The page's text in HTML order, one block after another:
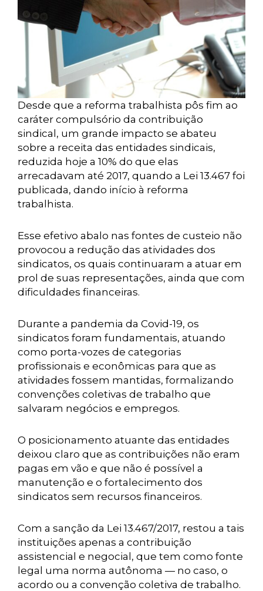
Desde que a reforma trabalhista pôs fim ao
caráter compulsório da contribuição
sindical, um grande impacto se abateu
sobre a receita das entidades sindicais,
reduzida hoje a 10% do que elas
arrecadavam até 2017, quando a Lei 13.467 foi
publicada, dando início à reforma
trabalhista.
Esse efetivo abalo nas fontes de custeio não
provocou a redução das atividades dos
sindicatos, os quais continuaram a atuar em
prol de suas representações, ainda que com
dificuldades financeiras.
Durante a pandemia da Covid-19, os
sindicatos foram fundamentais, atuando
como porta-vozes de categorias
profissionais e econômicas para que as
atividades fossem mantidas, formalizando
convenções coletivas de trabalho que
salvaram negócios e empregos.
O posicionamento atuante das entidades
deixou claro que as contribuições não eram
pagas em vão e que não é possível a
manutenção e o fortalecimento dos
sindicatos sem recursos financeiros.
Com a sanção da Lei 13.467/2017, restou a tais
instituições apenas a contribuição
assistencial e negocial, que tem como fonte
legal uma norma autônoma — no caso, o
acordo ou a convenção coletiva de trabalho.